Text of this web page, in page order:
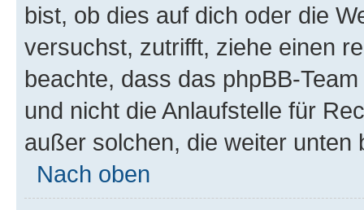
bist, ob dies auf dich oder die
versuchst, zutrifft, ziehe einen
beachte, dass das phpBB-
und nicht die Anlaufstelle für
außer solchen, die weiter unten
Nach oben